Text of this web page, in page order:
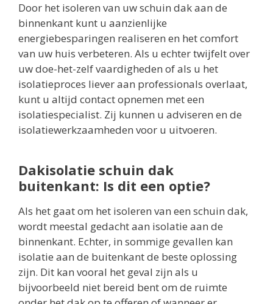
Door het isoleren van uw schuin dak aan de
binnenkant kunt u aanzienlijke
energiebesparingen realiseren en het comfort
van uw huis verbeteren. Als u echter twijfelt over
uw doe-het-zelf vaardigheden of als u het
isolatieproces liever aan professionals overlaat,
kunt u altijd contact opnemen met een
isolatiespecialist. Zij kunnen u adviseren en de
isolatiewerkzaamheden voor u uitvoeren.
Dakisolatie schuin dak
buitenkant: Is dit een optie?
Als het gaat om het isoleren van een schuin dak,
wordt meestal gedacht aan isolatie aan de
binnenkant. Echter, in sommige gevallen kan
isolatie aan de buitenkant de beste oplossing
zijn. Dit kan vooral het geval zijn als u
bijvoorbeeld niet bereid bent om de ruimte